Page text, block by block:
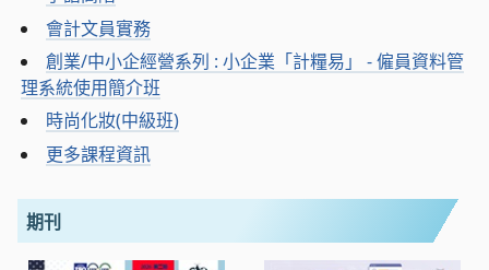
會計文員實務
創業/中小企經營系列 : 小企業「計糧易」 - 僱員資料管
理系統使用簡介班
時尚化妝(中級班)
更多課程資訊
期刊